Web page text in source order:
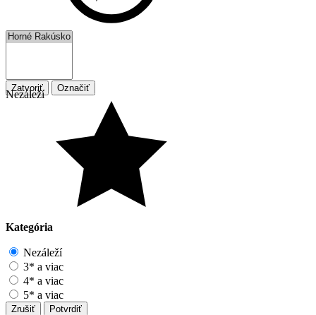
Zatvoriť Označiť
Nezáleží
Kategória
Nezáleží
3* a viac
4* a viac
5* a viac
Zrušiť Potvrdiť